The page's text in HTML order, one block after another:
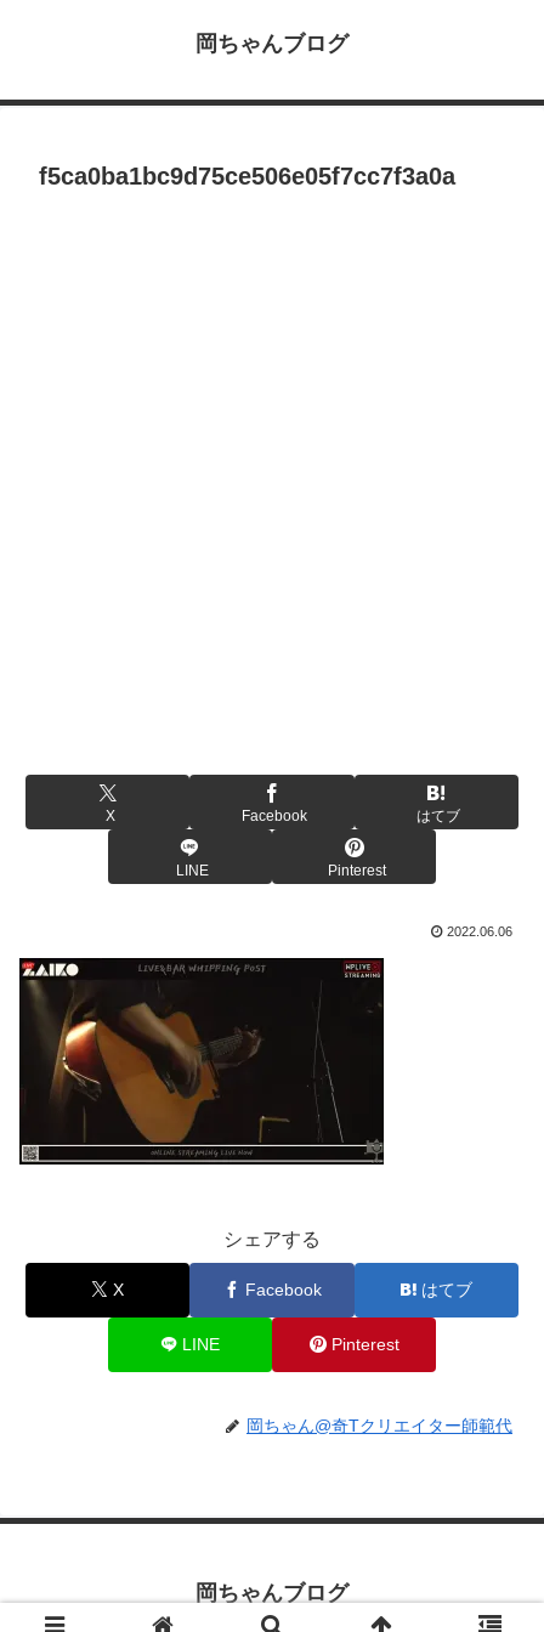
岡ちゃんブログ
f5ca0ba1bc9d75ce506e05f7cc7f3a0a
X Facebook はてブ
LINE Pinterest
2022.06.06
シェアする
X Facebook はてブ
LINE Pinterest
岡ちゃん@奇Tクリエイター師範代
岡ちゃんブログ
© 2019 岡ちゃんブログ.